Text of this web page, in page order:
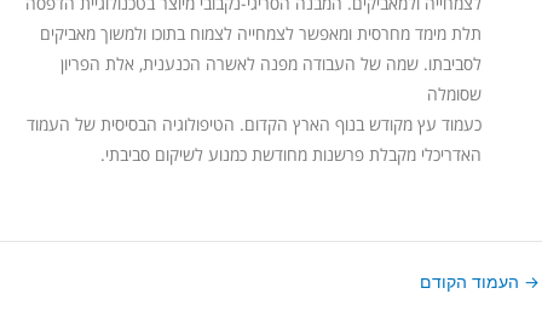
תלת מימד מחרסית ומאפשר לצמחייה לצמוח בתוכו ולמשוך מאביקים
לסביבתו. שמה של העבודה מפנה לאשרה הכנענית, אלת הפריון
שסומלה
כעמוד עץ מקודש בנוף הארץ הקדום. הטיפולוגיה הבסיסית של העמוד
האדריכלי מקבלת פרשנות מחודשת כמנוע לשיקום סביבתי.
→ העמוד הקודם